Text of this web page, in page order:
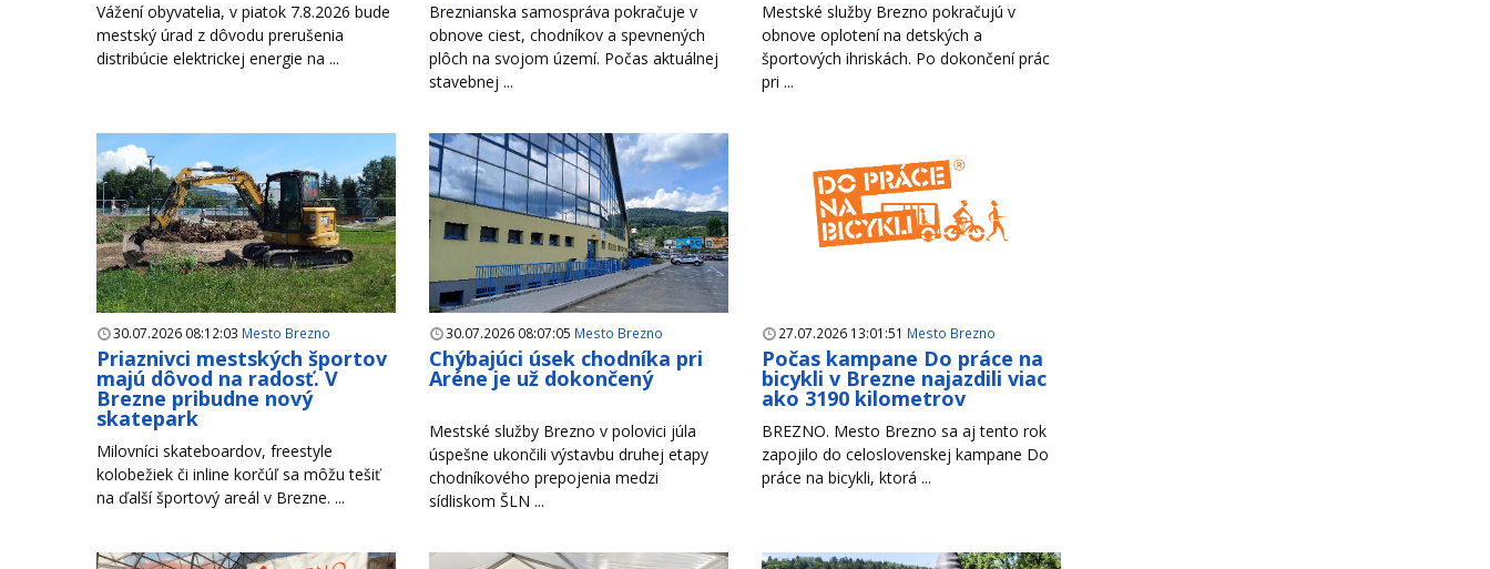
Vážení obyvatelia, v piatok 7.8.2026 bude
mestský úrad z dôvodu prerušenia
distribúcie elektrickej energie na ...
Breznianska samospráva pokračuje v
obnove ciest, chodníkov a spevnených
plôch na svojom území. Počas aktuálnej
stavebnej ...
Mestské služby Brezno pokračujú v
obnove oplotení na detských a
športových ihriskách. Po dokončení prác
pri ...
30.07.2026 08:12:03 Mesto Brezno
Priaznivci mestských športov
majú dôvod na radosť. V
Brezne pribudne nový
skatepark
Milovníci skateboardov, freestyle
kolobežiek či inline korčúľ sa môžu tešiť
na ďalší športový areál v Brezne. ...
30.07.2026 08:07:05 Mesto Brezno
Chýbajúci úsek chodníka pri
Aréne je už dokončený
Mestské služby Brezno v polovici júla
úspešne ukončili výstavbu druhej etapy
chodníkového prepojenia medzi
sídliskom ŠLN ...
27.07.2026 13:01:51 Mesto Brezno
Počas kampane Do práce na
bicykli v Brezne najazdili viac
ako 3190 kilometrov
BREZNO. Mesto Brezno sa aj tento rok
zapojilo do celoslovenskej kampane Do
práce na bicykli, ktorá ...